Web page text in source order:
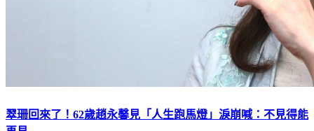
翠珊回來了！62歲趙永馨見「人生跑馬燈」淚崩喊：不見得能